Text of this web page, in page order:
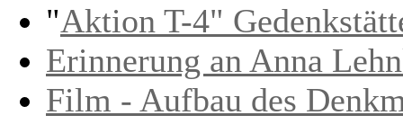
"Aktion T-4"
Erinnerung an Anna
Film - Aufbau des